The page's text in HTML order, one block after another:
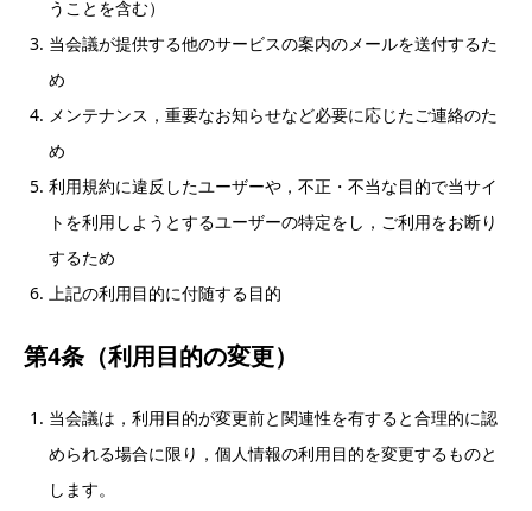
うことを含む）
当会議が提供する他のサービスの案内のメールを送付するた
め
メンテナンス，重要なお知らせなど必要に応じたご連絡のた
め
利用規約に違反したユーザーや，不正・不当な目的で当サイ
トを利用しようとするユーザーの特定をし，ご利用をお断り
するため
上記の利用目的に付随する目的
第4条（利用目的の変更）
当会議は，利用目的が変更前と関連性を有すると合理的に認
められる場合に限り，個人情報の利用目的を変更するものと
します。